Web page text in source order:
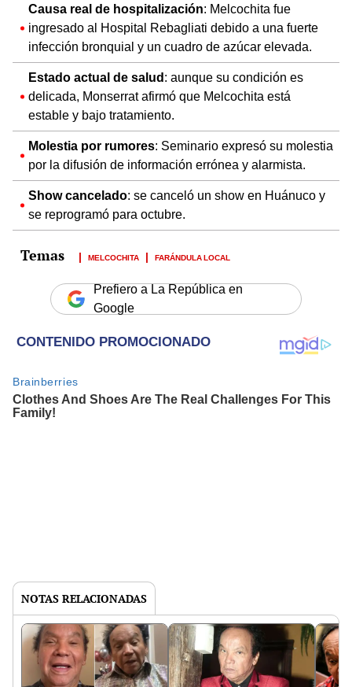
Causa real de hospitalización: Melcochita fue
ingresado al Hospital Rebagliati debido a una fuerte
infección bronquial y un cuadro de azúcar elevada.
Estado actual de salud: aunque su condición es
delicada, Monserrat afirmó que Melcochita está
estable y bajo tratamiento.
Molestia por rumores: Seminario expresó su molestia
por la difusión de información errónea y alarmista.
Show cancelado: se canceló un show en Huánuco y
se reprogramó para octubre.
MELCOCHITA FARÁNDULA LOCAL
Prefiero a La República en
Google
NOTAS RELACIONADAS